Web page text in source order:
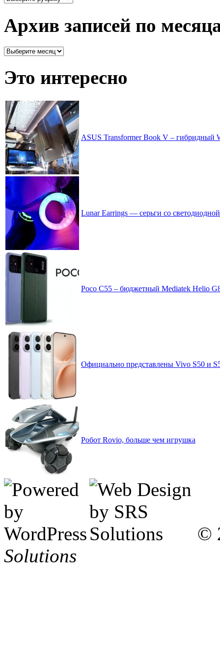
Архив записей по
Архив
месяцам
Это интересно
ASUS Transformer Book V – гибридный
Lunar Earrings — серьги со
Poco C55 – бюджетный Mediatek Helio
Официально представлены Vivo S50 и
Робот Rovio, больше чем игрушка
©
Solutions